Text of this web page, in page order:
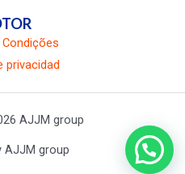
privacidad
AJJM group
AJJM group